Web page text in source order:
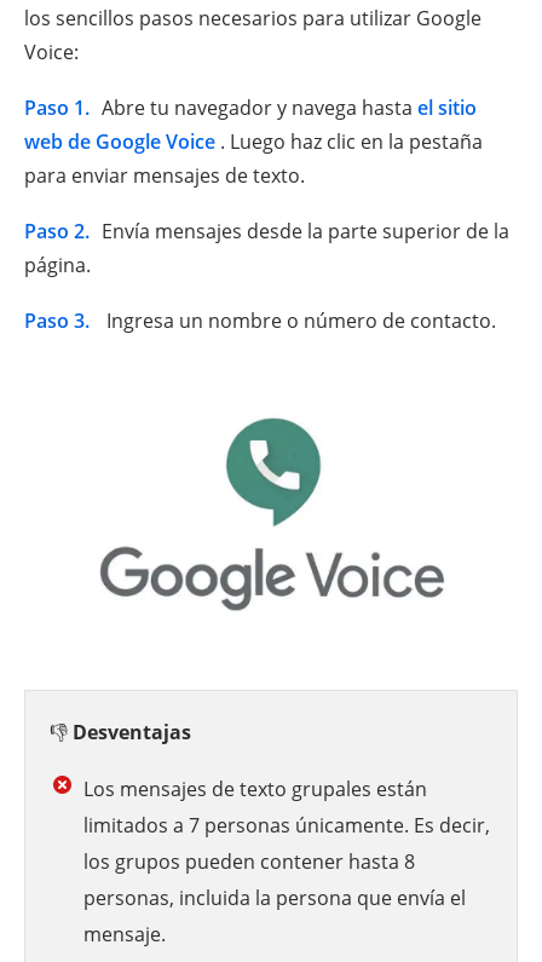
los sencillos pasos necesarios para utilizar Google
Voice:
Paso 1. Abre tu navegador y navega hasta el sitio
web de Google Voice . Luego haz clic en la pestaña
para enviar mensajes de texto.
Paso 2. Envía mensajes desde la parte superior de la
página.
Paso 3. Ingresa un nombre o número de contacto.
👎 Desventajas
Los mensajes de texto grupales están
limitados a 7 personas únicamente. Es decir,
los grupos pueden contener hasta 8
personas, incluida la persona que envía el
mensaje.